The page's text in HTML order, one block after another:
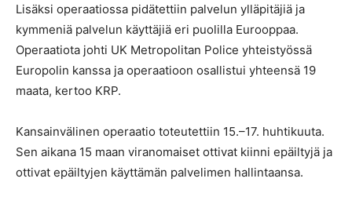
Lisäksi operaatiossa pidätettiin palvelun ylläpitäjiä ja
kymmeniä palvelun käyttäjiä eri puolilla Eurooppaa.
Operaatiota johti UK Metropolitan Police yhteistyössä
Europolin kanssa ja operaatioon osallistui yhteensä 19
maata, kertoo KRP.
Kansainvälinen operaatio toteutettiin 15.–17. huhtikuuta.
Sen aikana 15 maan viranomaiset ottivat kiinni epäiltyjä ja
ottivat epäiltyjen käyttämän palvelimen hallintaansa.